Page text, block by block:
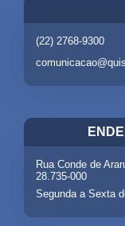
(22) 2768-9300
Rua Conde de
28.735-000
Segunda a Sexta